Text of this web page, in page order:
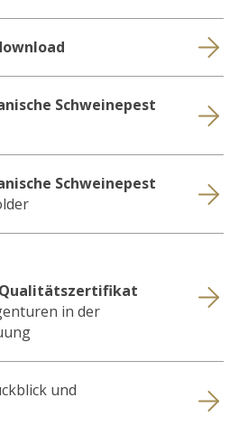
Schweinepest
Schweinepest
in der
und